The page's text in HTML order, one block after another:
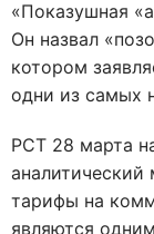
«Показушная
Он назвал
котором
одни из самых
РСТ 28 марта
аналитический
тарифы на
являются